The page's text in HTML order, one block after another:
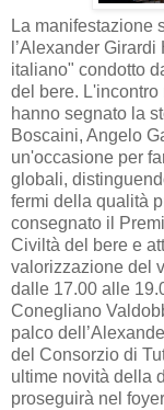
La manifestazione
l’Alexander
italiano" condotto
del bere. L'incontro
hanno segnato la
Boscaini, Angelo
un'occasione per
globali,
fermi della qualità
consegnato il
Civiltà del bere e
valorizzazione del
dalle 17.00 alle
Conegliano
palco
del Consorzio di
ultime novità della
proseguirà nel